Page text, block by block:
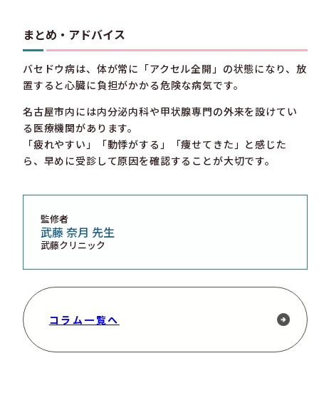
まとめ・アドバイス
バセドウ病は、体が常に「アクセル全開」の状態になり、放
置すると心臓に負担がかかる危険な病気です。
名古屋市内には内分泌内科や甲状腺専門の外来を設けてい
る医療機関があります。
「疲れやすい」「動悸がする」「痩せてきた」と感じた
ら、早めに受診して原因を確認することが大切です。
監修者
武藤 奈月 先生
武藤クリニック
コラム一覧へ